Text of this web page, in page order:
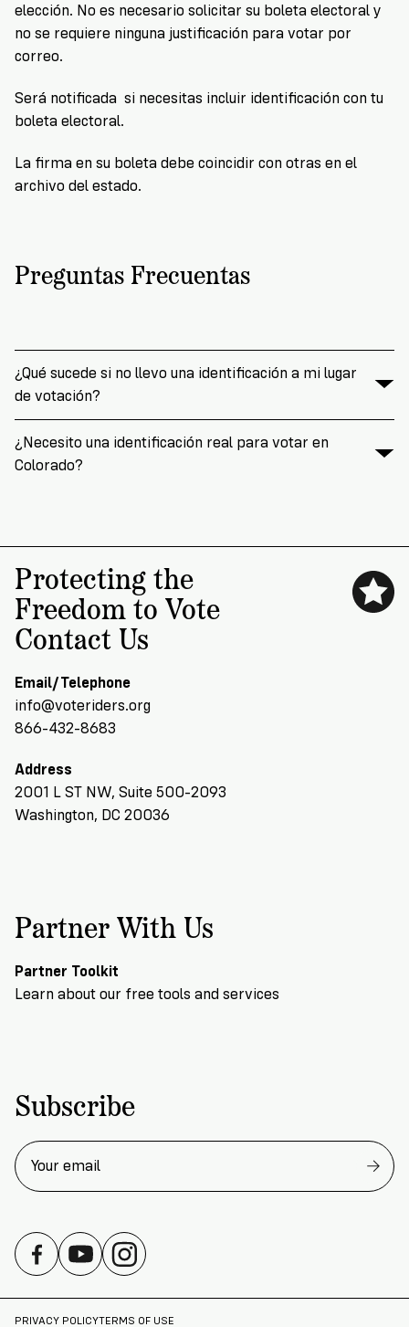
elección. No es necesario solicitar su boleta electoral y
no se requiere ninguna justificación para votar por
correo.
Será notificada si necesitas incluir identificación con tu
boleta electoral.
La firma en su boleta debe coincidir con otras en el
archivo del estado.
Preguntas Frecuentas
¿Qué sucede si no llevo una identificación a mi lugar
de votación?
¿Necesito una identificación real para votar en
Colorado?
Protecting the
Freedom to Vote
Contact Us
Email/Telephone
info@voteriders.org
866-432-8683
Address
2001 L ST NW, Suite 500-2093
Washington, DC 20036
Partner With Us
Partner Toolkit
Learn about our free tools and services
Subscribe
PRIVACY POLICYTERMS OF USE